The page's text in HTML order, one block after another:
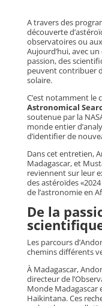
A travers des
découverte
observatoires ou
Aujourd’hui, avec
passion, des
peuvent contribuer
solaire.
C’est notamment le
Astronomical
soutenue par la
monde entier
d’identifier de
Dans cet entretien,
Madagascar, et
reviennent sur leur
des astéroïdes
de l’astronomie en
De la
Les parcours
chemins différents
À Madagascar,
directeur de
Monde Madagascar
Haikintana. Ces